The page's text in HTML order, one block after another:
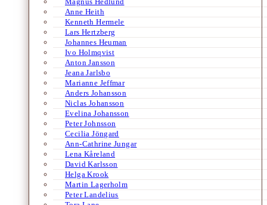
Anne Heith
Kenneth Hermele
Lars Hertzberg
Johannes Heuman
Ivo Holmqvist
Anton Jansson
Jeana Jarlsbo
Marianne Jeffmar
Anders Johansson
Niclas Johansson
Evelina Johansson
Peter Johnsson
Cecilia Jöngard
Ann-Cathrine Jungar
Lena Kåreland
David Karlsson
Helga Krook
Martin Lagerholm
Peter Landelius